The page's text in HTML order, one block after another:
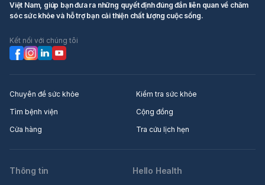
Việt Nam, giúp bạn đưa ra những quyết định đúng đắn liên quan về chăm
sóc sức khỏe và hỗ trợ bạn cải thiện chất lượng cuộc sống.
Kết nối với chúng tôi
Chuyên đề sức khỏe
Kiểm tra sức khỏe
Tìm bệnh viện
Cộng đồng
Cửa hàng
Tra cứu lịch hẹn
Thông tin Hello Health